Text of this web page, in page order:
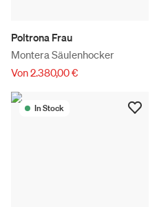
Poltrona Frau
Montera Säulenhocker
Von 2.380,00 €
In Stock